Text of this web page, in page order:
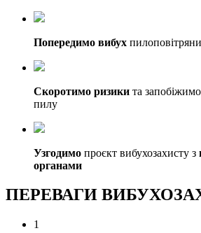
Попередимо вибух
Скоротимо ризики та
пилу
Узгодимо проєкт вибухозахисту з
органами
ПЕРЕВАГИ
1